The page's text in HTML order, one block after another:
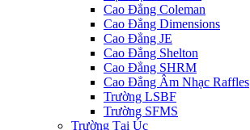
Cao Đẳng Coleman
Cao Đẳng Dimensions
Cao Đẳng JE
Cao Đẳng Shelton
Cao Đẳng SHRM
Cao Đẳng Âm Nhạc Raffles
Trường LSBF
Trường SFMS
Trường Tại Úc